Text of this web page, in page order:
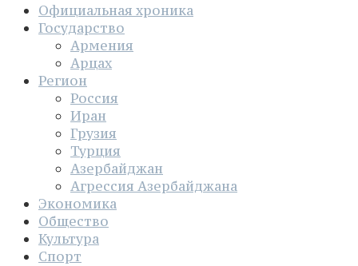
Официальная хроника
Государство
Армения
Арцах
Регион
Россия
Иран
Грузия
Турция
Азербайджан
Агрессия Азербайджана
Экономика
Общество
Культура
Спорт